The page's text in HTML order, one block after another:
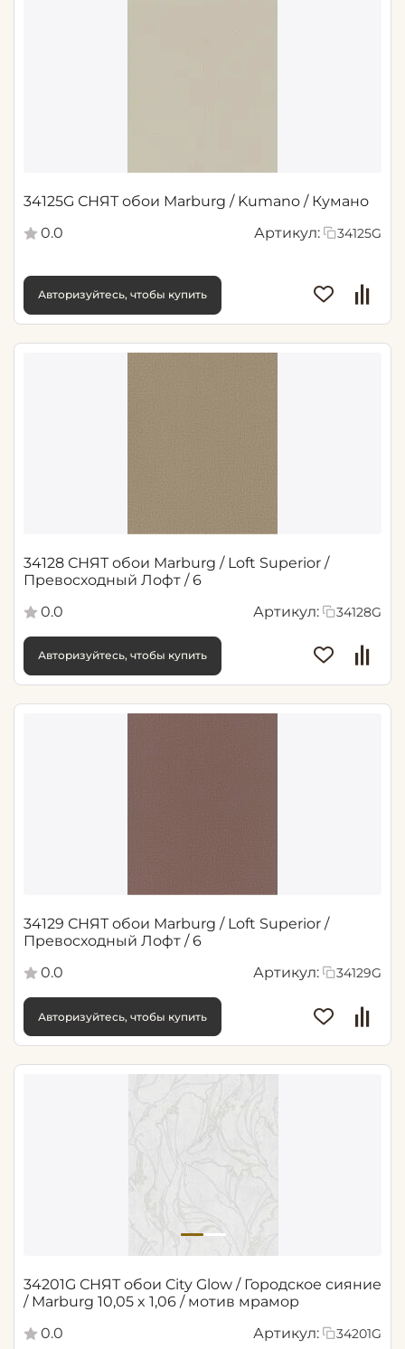
34125G СНЯТ обои Marburg / Kumano / Кумано
0.0
Артикул: 34125G
Авторизуйтесь, чтобы купить
34128 СНЯТ обои Marburg / Loft Superior /
Превосходный Лофт / 6
0.0
Артикул: 34128G
Авторизуйтесь, чтобы купить
34129 СНЯТ обои Marburg / Loft Superior /
Превосходный Лофт / 6
0.0
Артикул: 34129G
Авторизуйтесь, чтобы купить
34201G СНЯТ обои City Glow / Городское сияние
/ Marburg 10,05 x 1,06 / мотив мрамор
0.0
Артикул: 34201G